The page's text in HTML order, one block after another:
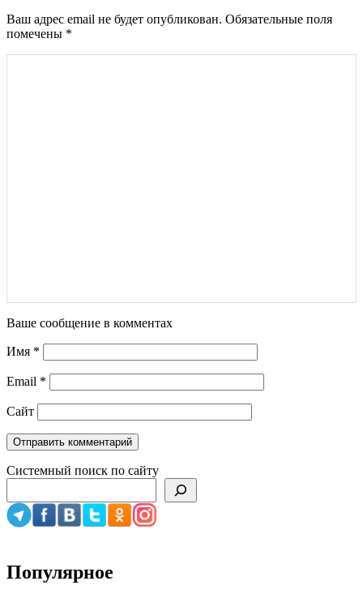
Ваш адрес email не будет опубликован. Обязательные поля
помечены *
Ваше сообщение в комментах
Имя *
Email *
Сайт
Системный поиск по сайту
Популярное